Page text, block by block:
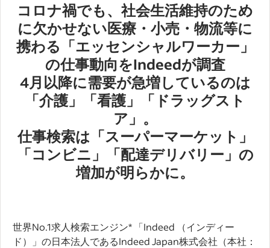
コロナ禍でも、社会生活維持のため
に欠かせない医療・小売・物流等に
携わる「エッセンシャルワーカー」
の仕事動向をIndeedが調査
4月以降に需要が急増しているのは
「介護」「看護」「ドラッグスト
ア」。
仕事検索は「スーパーマーケット」
「コンビニ」「配達デリバリー」の
増加が明らかに。
世界No.1求人検索エンジン* 「Indeed （インディー
ド）」の日本法人であるIndeed Japan株式会社（本社：